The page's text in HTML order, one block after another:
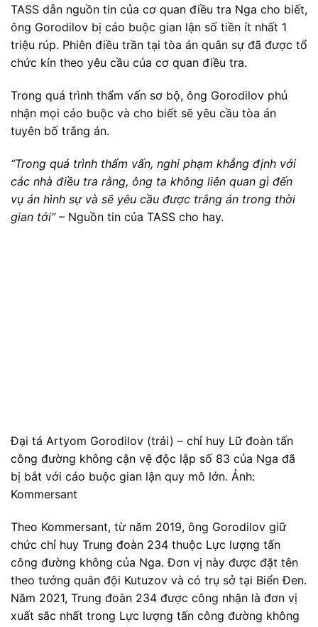
TASS dẫn nguồn tin của cơ quan điều tra Nga cho biết,
ông Gorodilov bị cáo buộc gian lận số tiền ít nhất 1
triệu rúp. Phiên điều trần tại tòa án quân sự đã được tổ
chức kín theo yêu cầu của cơ quan điều tra.
Trong quá trình thẩm vấn sơ bộ, ông Gorodilov phủ
nhận mọi cáo buộc và cho biết sẽ yêu cầu tòa án
tuyên bố trắng án.
“Trong quá trình thẩm vấn, nghi phạm khẳng định với
các nhà điều tra rằng, ông ta không liên quan gì đến
vụ án hình sự và sẽ yêu cầu được trắng án trong thời
gian tới” – Nguồn tin của TASS cho hay.
Đại tá Artyom Gorodilov (trái) – chỉ huy Lữ đoàn tấn
công đường không cận vệ độc lập số 83 của Nga đã
bị bắt với cáo buộc gian lận quy mô lớn. Ảnh:
Kommersant
Theo Kommersant, từ năm 2019, ông Gorodilov giữ
chức chỉ huy Trung đoàn 234 thuộc Lực lượng tấn
công đường không của Nga. Đơn vị này được đặt tên
theo tướng quân đội Kutuzov và có trụ sở tại Biển Đen.
Năm 2021, Trung đoàn 234 được công nhận là đơn vị
xuất sắc nhất trong Lực lượng tấn công đường không